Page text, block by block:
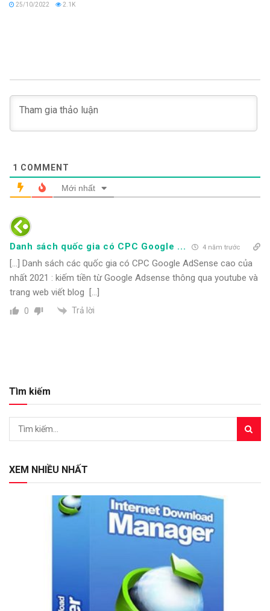
25/10/2022 2.1K
1 COMMENT
Mới nhất
Danh sách quốc gia có CPC Google ... 4 năm trước
[…] Danh sách các quốc gia có CPC Google AdSense cao của
nhất 2021 : kiếm tiền từ Google Adsense thông qua youtube và
trang web viết blog […]
0 Trả lời
Tìm kiếm
XEM NHIỀU NHẤT